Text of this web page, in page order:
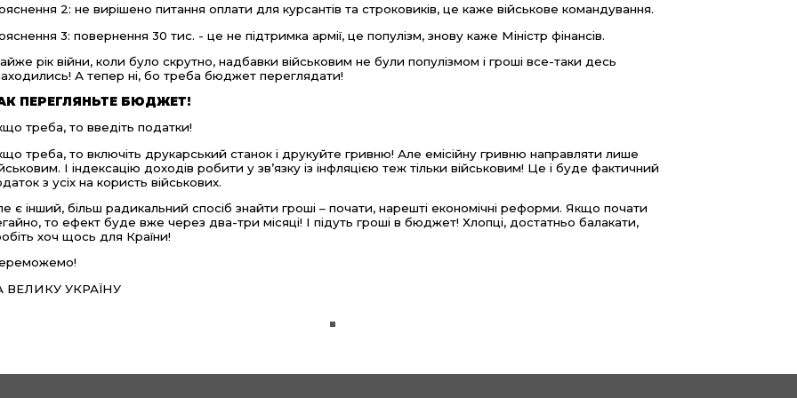
2: не вирішено питання оплати для курсантів та строковиків, це каже військове командування.
3: повернення 30 тис. - це не підтримка армії, це популізм, знову каже Міністр фінансів.
рік війни, коли було скрутно, надбавки військовим не були популізмом і гроші все-таки десь
А тепер ні, бо треба бюджет переглядати!
ПЕРЕГЛЯНЬТЕ БЮДЖЕТ!
треба, то введіть податки!
треба, то включіть друкарський станок і друкуйте гривню! Але емісійну гривню направляти лише
І індексацію доходів робити у зв’язку із інфляцією теж тільки військовим! Це і буде фактичний
з усіх на користь військових.
є інший, більш радикальний спосіб знайти гроші – почати, нарешті економічні реформи. Якщо почати
то ефект буде вже через два-три місяці! І підуть гроші в бюджет! Хлопці, достатньо балакати,
хоч щось для Країни!
ВЕЛИКУ УКРАЇНУ